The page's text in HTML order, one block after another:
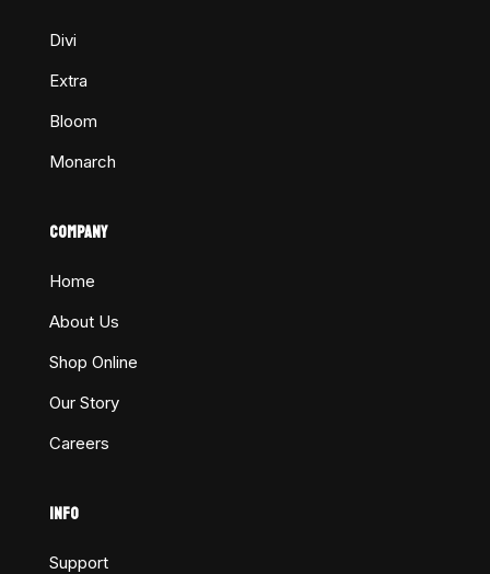
Divi
Extra
Bloom
Monarch
COMPANY
Home
About Us
Shop Online
Our Story
Careers
INFO
Support